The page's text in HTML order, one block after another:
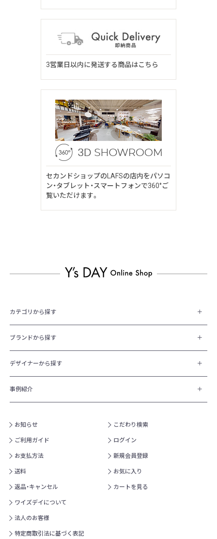
3営業日以内に発送する商品はこちら
セカンドショップのLAFSの店内をパソコ
ン・タブレット・スマートフォンで360°ご
覧いただけます。
カテゴリから探す
ブランドから探す
デザイナーから探す
事例紹介
お知らせ
ご利用ガイド
お支払方法
送料
返品・キャンセル
ワイズデイについて
法人のお客様
特定商取引法に基づく表記
こだわり検索
ログイン
新規会員登録
お気に入り
カートを見る